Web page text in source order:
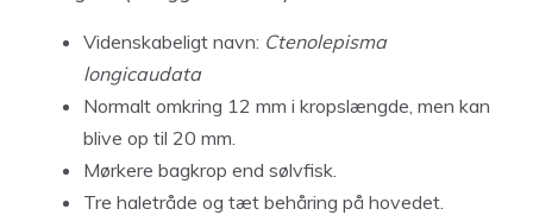
Videnskabeligt navn: Ctenolepisma
longicaudata
Normalt omkring 12 mm i kropslængde, men kan
blive op til 20 mm.
Mørkere bagkrop end sølvfisk.
Tre haletråde og tæt behåring på hovedet.